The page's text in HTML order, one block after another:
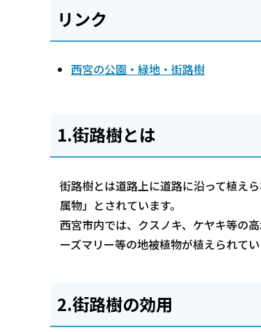
リンク
西宮の公園・緑地・街路樹
1.街路樹とは
街路樹とは道路上に道路に沿って植え
属物」とされています。
西宮市内では、クスノキ、ケヤキ等の
ーズマリー等の地被植物が植えられてい
2.街路樹の効用